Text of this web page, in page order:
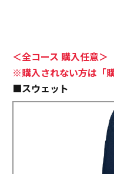
＜全コース 購入任意＞
※購入されない方は「
■スウェット